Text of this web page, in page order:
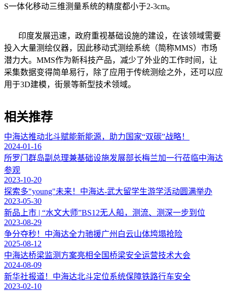
S一体化移动三维测量系统的精度都小于2-3cm。
印度发展迅速，政府重视基础设施的建设，在该领域需要
投入大量测绘仪器，因此移动式测绘系统（简称MMS）市场
潜力大。MMS作为新科技产品，减少了外业的工作时间，让
采集数据变得简单易行，除了应用于传统测绘之外，还可以应
用于3D建模，街景等新型技术领域。
相关推荐
中海达推动北斗赋能新能源，助力国家“双碳”战略！
2024-01-16
所罗门群岛副总理兼基础设施发展部长梅兰加一行莅临中海达
参观
2023-10-20
探索多"young"未来！中海达-武大留学生游学活动圆满举办
2023-05-30
新品上市 | “水文大师”BS12无人船，测流、测深一步到位
2023-08-29
争分夺秒！中海达全力驰援广州白云山体垮塌抢险
2025-08-12
中海达桥梁监测方案亮相全国桥梁安全运营技术大会
2024-08-09
新华社报道！中海达北斗定位系统保障铁路行车安全
2023-02-10